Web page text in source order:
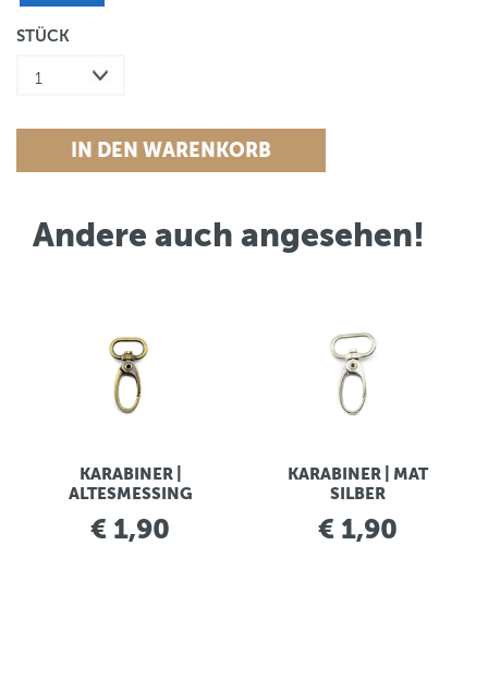
STÜCK
Andere auch angesehen!
KARABINER |
ALTESMESSING
€ 1,90
KARABINER | MAT
SILBER
€ 1,90